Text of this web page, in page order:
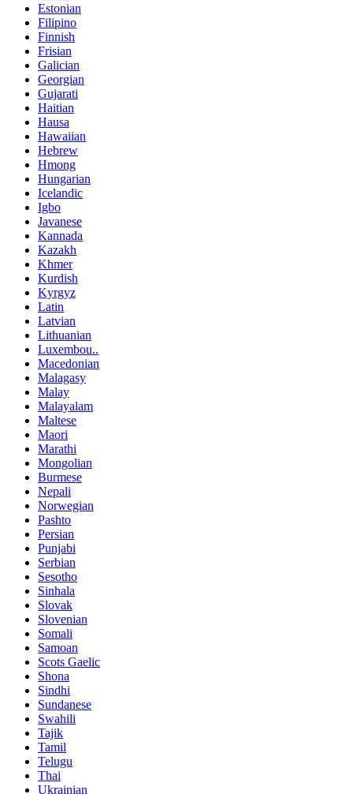
Estonian
Filipino
Finnish
Frisian
Galician
Georgian
Gujarati
Haitian
Hausa
Hawaiian
Hebrew
Hmong
Hungarian
Icelandic
Igbo
Javanese
Kannada
Kazakh
Khmer
Kurdish
Kyrgyz
Latin
Latvian
Lithuanian
Luxembou..
Macedonian
Malagasy
Malay
Malayalam
Maltese
Maori
Marathi
Mongolian
Burmese
Nepali
Norwegian
Pashto
Persian
Punjabi
Serbian
Sesotho
Sinhala
Slovak
Slovenian
Somali
Samoan
Scots Gaelic
Shona
Sindhi
Sundanese
Swahili
Tajik
Tamil
Telugu
Thai
Ukrainian